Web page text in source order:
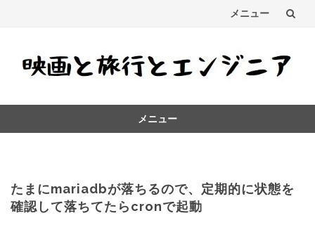
メニュー
ス
メニュー
たまにmariadbが落ちるので、定期的に状態を
確認して落ちてたらcronで起動